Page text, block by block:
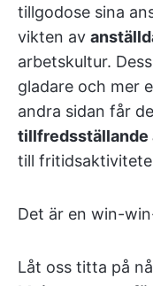
tillgodose sina
vikten av
arbetskultur.
gladare och mer
andra sidan får
tillfredsställande
till
Det är en win-
Låt oss titta på